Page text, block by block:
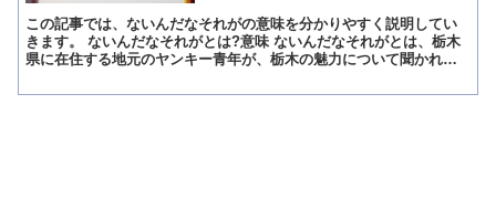
この記事では、ないんだなそれがの意味を分かりやすく説明してい
きます。 ないんだなそれがとは?意味 ないんだなそれがとは、栃木
県に在住する地元のヤンキー青年が、栃木の魅力について聞かれた